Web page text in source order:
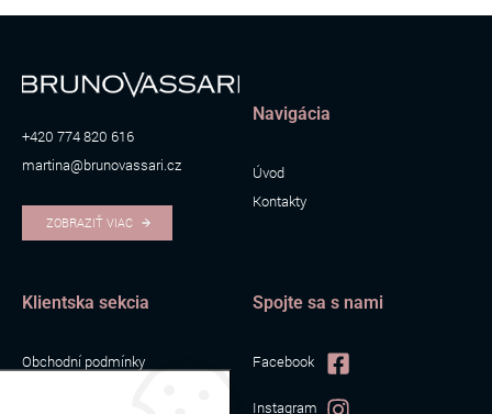
+420 774 820 616
martina@brunovassari.cz
ZOBRAZIŤ VIAC
Navigácia
Úvod
Kontakty
Klientska sekcia
Obchodní podmínky
Spojte sa s nami
Facebook
Instagram